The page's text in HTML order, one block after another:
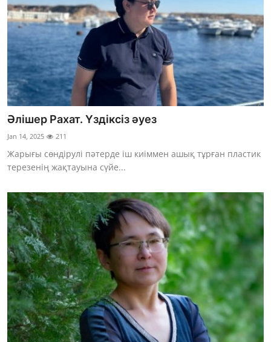
Әлішер Рахат. Үздіксіз әуез
Jan 14, 2025 211
Жарығы сөндірулі пәтерде іш киіммен ашық тұрған пластик
терезенің жақтауына сүйе...